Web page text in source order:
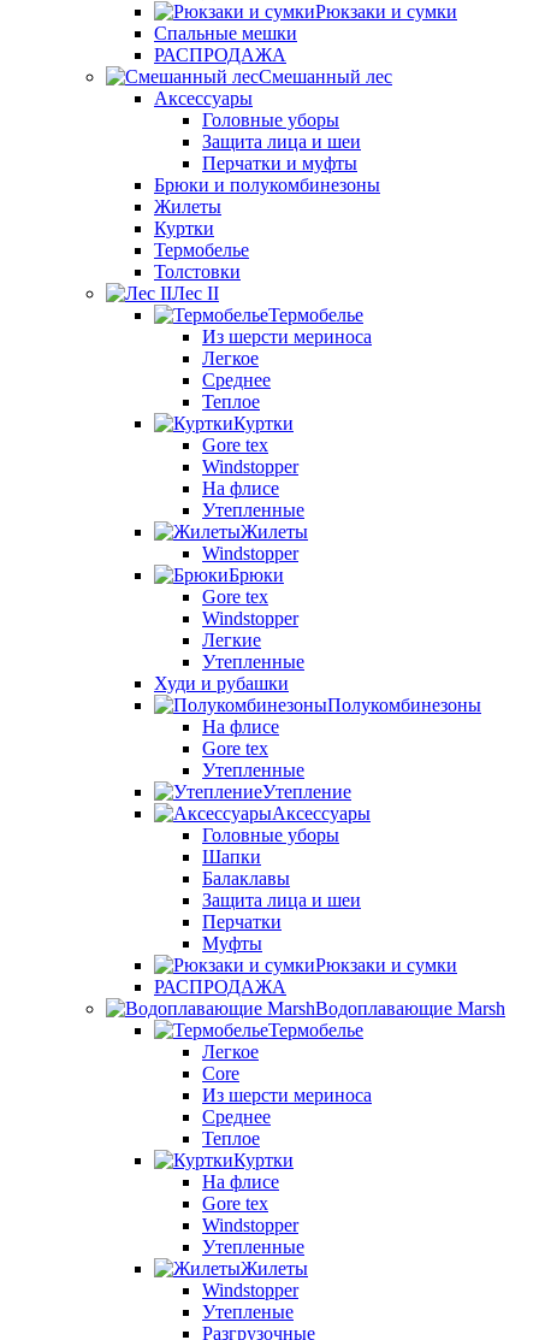
Рюкзаки и сумки
Спальные мешки
РАСПРОДАЖА
Смешанный лес
Аксессуары
Головные уборы
Защита лица и шеи
Перчатки и муфты
Брюки и полукомбинезоны
Жилеты
Куртки
Термобелье
Толстовки
Лес II
Термобелье
Из шерсти мериноса
Легкое
Среднее
Теплое
Куртки
Gore tex
Windstopper
На флисе
Утепленные
Жилеты
Windstopper
Брюки
Gore tex
Windstopper
Легкие
Утепленные
Худи и рубашки
Полукомбинезоны
На флисе
Gore tex
Утепленные
Утепление
Аксессуары
Головные уборы
Шапки
Балаклавы
Защита лица и шеи
Перчатки
Муфты
Рюкзаки и сумки
РАСПРОДАЖА
Водоплавающие Marsh
Термобелье
Легкое
Core
Из шерсти мериноса
Среднее
Теплое
Куртки
На флисе
Gore tex
Windstopper
Утепленные
Жилеты
Windstopper
Утепленые
Разгрузочные